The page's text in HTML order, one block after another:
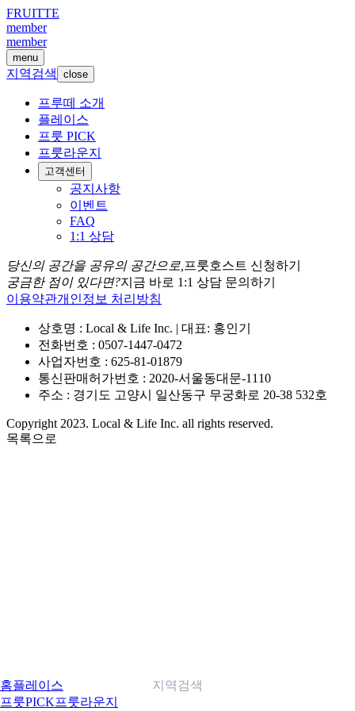
FRUITTE
member
member
menu
지역검색 close
프루떼 소개
플레이스
프룻 PICK
프룻라운지
고객센터
공지사항
이벤트
FAQ
1:1 상담
당신의 공간을 공유의 공간으로, 프룻호스트 신청하기
궁금한 점이 있다면?지금 바로 1:1 상담 문의하기
이용약관개인정보 처리방침
상호명 : Local & Life Inc. | 대표: 홍인기
전화번호 : 0507-1447-0472
사업자번호 : 625-81-01879
통신판매허가번호 : 2020-서울동대문-1110
주소 : 경기도 고양시 일산동구 무궁화로 20-38 532호
Copyright 2023. Local & Life Inc. all rights reserved.
목록으로
홈플레이스
프룻PICK프룻라운지
지역검색